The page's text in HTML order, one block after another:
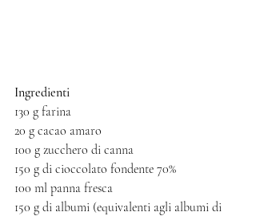
Ingredienti
130 g farina
20 g cacao amaro
100 g zucchero di canna
150 g di cioccolato fondente 70%
100 ml panna fresca
150 g di albumi (equivalenti agli albumi di